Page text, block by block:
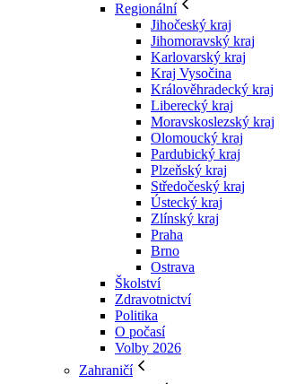
Regionální
Jihočeský kraj
Jihomoravský kraj
Karlovarský kraj
Kraj Vysočina
Králověhradecký kraj
Liberecký kraj
Moravskoslezský kraj
Olomoucký kraj
Pardubický kraj
Plzeňský kraj
Středočeský kraj
Ústecký kraj
Zlínský kraj
Praha
Brno
Ostrava
Školství
Zdravotnictví
Politika
O počasí
Volby 2026
Zahraničí